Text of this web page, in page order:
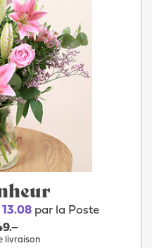
13.08par la Poste
livraison